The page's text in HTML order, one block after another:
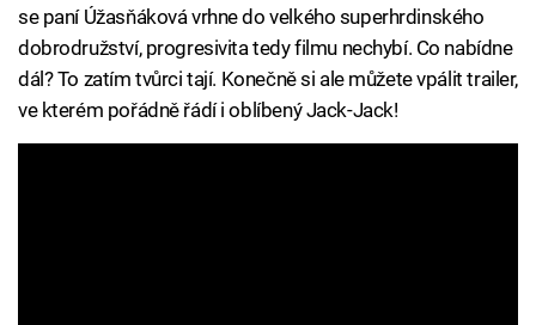
se paní Úžasňáková vrhne do velkého superhrdinského
dobrodružství, progresivita tedy filmu nechybí. Co nabídne
dál? To zatím tvůrci tají. Konečně si ale můžete vpálit trailer,
ve kterém pořádně řádí i oblíbený Jack-Jack!